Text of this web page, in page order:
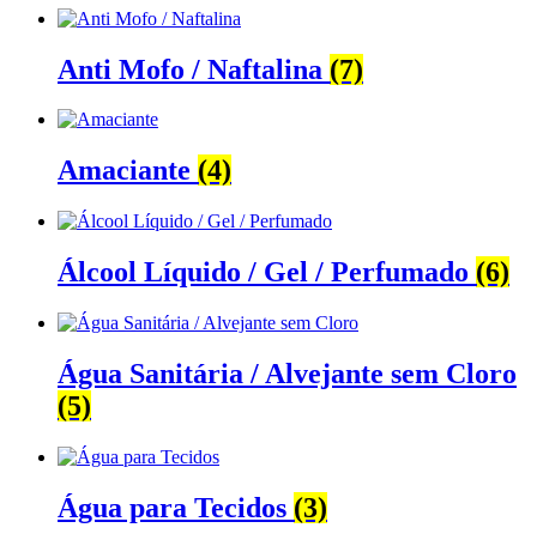
Anti Mofo / Naftalina (7)
Amaciante (4)
Álcool Líquido / Gel / Perfumado (6)
Água Sanitária / Alvejante sem Cloro
(5)
Água para Tecidos (3)